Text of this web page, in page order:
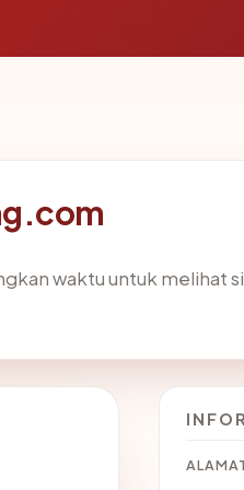
waktu untuk melihat